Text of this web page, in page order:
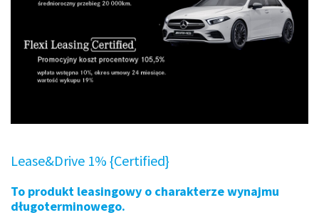
Lease&Drive 1% {Certified}
To produkt leasingowy o charakterze wynajmu
długoterminowego.